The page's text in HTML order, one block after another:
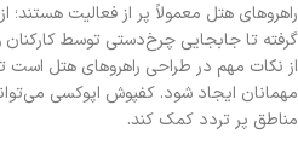
راهروهای هتل معمولاً پر از فعالیت
گرفته تا جابجایی چرخ‌دستی توسط
از نکات مهم در طراحی راهروهای هتل است
مهمانان ایجاد شود. کفپوش اپوکسی
مناطق پر تردد کمک کند.